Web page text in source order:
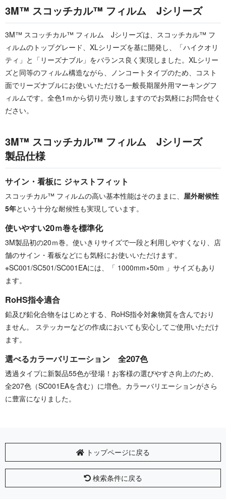
3M™ スコッチカル™ フィルム Jシリーズ
3M™ スコッチカル™ フィルム Jシリーズは、スコッチカル™ フ
ィルムのトップグレード、XLシリーズを基に開発し、「ハイクオリ
ティ」と「リーズナブル」をバランス良く実現しました。XLシリー
ズと同等のフィルム構造ながら、ノンコートタイプのため、コスト
面でリーズナブルにお使いいただける一般長期屋外用マーキングフ
ィルムです。全色1ｍから切り売り致しますのでお気軽にお問合せく
ださい。
3M™ スコッチカル™ フィルム Jシリーズ
製品仕様
サイン・看板に ジャストフィット
スコッチカル™ フィルムの高い基本性能はそのままに、 屋外耐候性
5年という十分な耐候性も実現しています。
使いやすい20ｍ巻を標準化
3M製品初の20ｍ巻。使いきりサイズで一段と利用しやすくなり、店
舗のサイン・看板などにも気軽にお使いいただけます。
※SC001/SC501/SC001EAには、「 1000mm×50m 」サイズもあり
ます。
RoHS指令適合
鉛及び鉛化合物をはじめとする、RoHS指令対象物質を含んでおり
ません。 ステッカーなどの作成においても安心してご使用いただけ
ます。
選べるカラーバリエーション 全207色
透過タイプに新製品55色が登場！お客様の選びやすさ向上のため、
全207色（SC001EAを含む）に増色。カラーバリエーションがさら
に豊富になりました。
トップページに戻る
検索条件に戻る